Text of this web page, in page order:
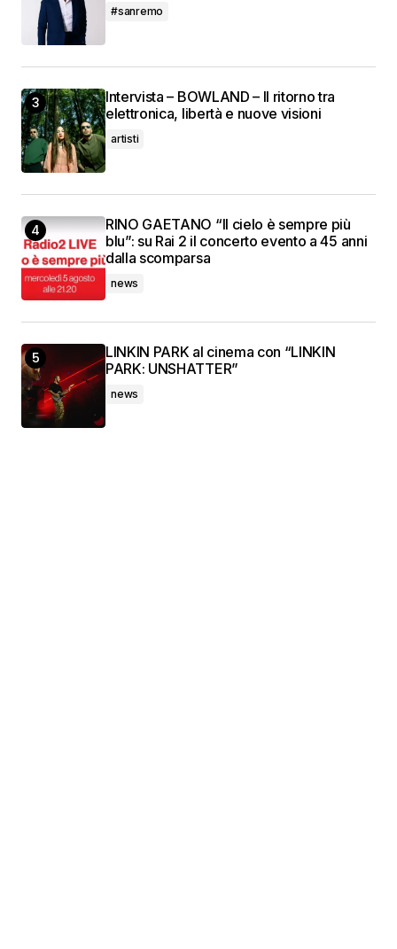
#sanremo
Intervista – BOWLAND – Il ritorno tra
elettronica, libertà e nuove visioni
artisti
RINO GAETANO “Il cielo è sempre più
blu”: su Rai 2 il concerto evento a 45 anni
dalla scomparsa
news
LINKIN PARK al cinema con “LINKIN
PARK: UNSHATTER”
news